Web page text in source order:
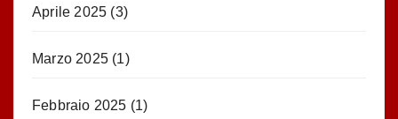
Aprile 2025 (3)
Marzo 2025 (1)
Febbraio 2025 (1)